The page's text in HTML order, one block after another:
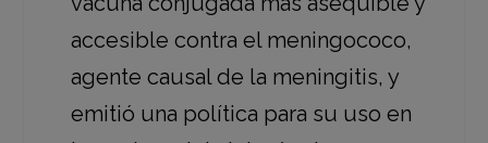
accesible contra el meningococo,
agente causal de la meningitis, y
emitió una política para su uso en